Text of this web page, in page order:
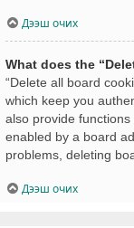
Дээш очих
What does the
“Delete all board
which keep you
also provide
enabled by a board
problems, deleting
Дээш очих